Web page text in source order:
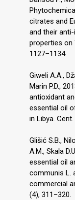
citrates and
and their
properties on
1127–1134.
Giweli A.A.,
Marin P.D.,
antioxidant
essential oil
in Libya.
Glišić S.B.,
A.M., Skala
essential oil
communis L.
commercial
(4), 311–320.